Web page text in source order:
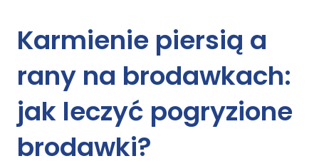
Karmienie piersią a
rany na brodawkach:
jak leczyć pogryzione
brodawki?